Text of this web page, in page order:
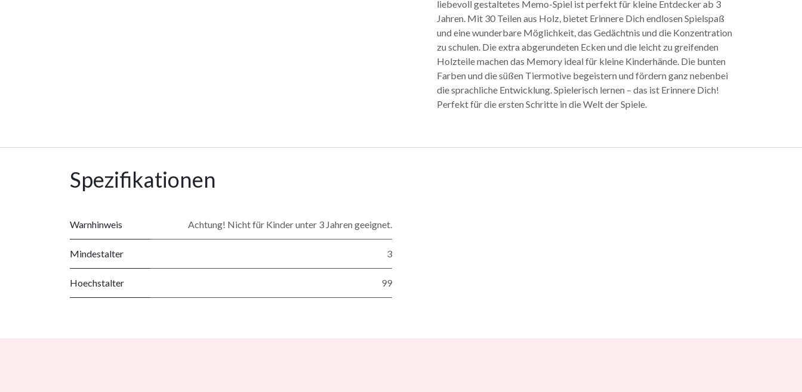
liebevoll gestaltetes Memo-Spiel ist perfekt für kleine Entdecker ab 3
Jahren. Mit 30 Teilen aus Holz, bietet Erinnere Dich endlosen Spielspaß
und eine wunderbare Möglichkeit, das Gedächtnis und die Konzentration
zu schulen. Die extra abgerundeten Ecken und die leicht zu greifenden
Holzteile machen das Memory ideal für kleine Kinderhände. Die bunten
Farben und die süßen Tiermotive begeistern und fördern ganz nebenbei
die sprachliche Entwicklung. Spielerisch lernen – das ist Erinnere Dich!
Perfekt für die ersten Schritte in die Welt der Spiele.
Spezifikationen
Warnhinweis Achtung! Nicht für Kinder unter 3 Jahren geeignet.
Mindestalter 3
Hoechstalter 99